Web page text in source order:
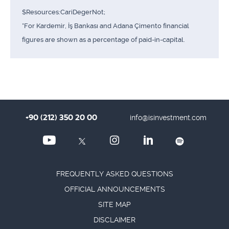
$Resources:CariDegerNot;
*For Kardemir, İş Bankası and Adana Çimento financial
figures are shown as a percentage of paid-in-capital.
+90 (212) 350 20 00 info@isinvestment.com
FREQUENTLY ASKED QUESTIONS
OFFICIAL ANNOUNCEMENTS
SITE MAP
DISCLAIMER